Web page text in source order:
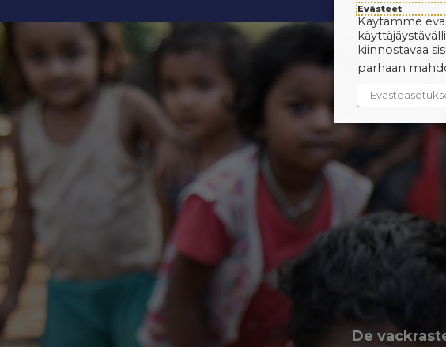
De
Evästeet
Käytämme
kiinnostavaa
parhaan